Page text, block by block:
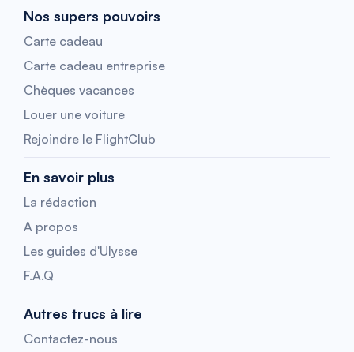
Nos supers pouvoirs
Carte cadeau
Carte cadeau entreprise
Chèques vacances
Louer une voiture
Rejoindre le FlightClub
En savoir plus
La rédaction
A propos
Les guides d'Ulysse
F.A.Q
Autres trucs à lire
Contactez-nous